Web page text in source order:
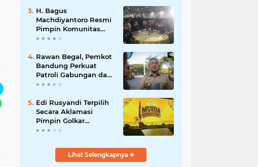
Jalan Braga
H. Bagus
Machdiyantoro Resmi
Pimpin Komunitas
BBC Periode 2026–
Solidaritas dan
Hadirkan Program
Nyata untuk
Masyarakat
Rawan Begal, Pemkot
Bandung Perkuat
Patroli Gabungan dan
Pengawasan Digital
Edi Rusyandi Terpilih
Secara Aklamasi
Pimpin Golkar
Bandung Barat,
Kepemimpinan
Harmonis "TurunLihat Selengkapnya